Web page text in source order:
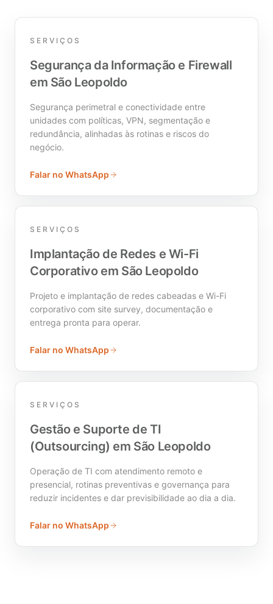
SERVIÇOS
Segurança da Informação e Firewall
em São Leopoldo
Segurança perimetral e conectividade entre
unidades com políticas, VPN, segmentação e
redundância, alinhadas às rotinas e riscos do
negócio.
Falar no WhatsApp
SERVIÇOS
Implantação de Redes e Wi-Fi
Corporativo em São Leopoldo
Projeto e implantação de redes cabeadas e Wi-Fi
corporativo com site survey, documentação e
entrega pronta para operar.
Falar no WhatsApp
SERVIÇOS
Gestão e Suporte de TI
(Outsourcing) em São Leopoldo
Operação de TI com atendimento remoto e
presencial, rotinas preventivas e governança para
reduzir incidentes e dar previsibilidade ao dia a dia.
Falar no WhatsApp